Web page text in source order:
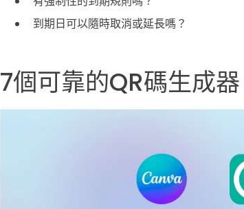
到期日可以隨時取消或延長嗎？
7個可靠的QR碼生成